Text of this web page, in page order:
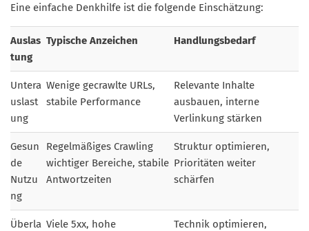
Eine einfache Denkhilfe ist die folgende Einschätzung:
Auslas
tung
Typische Anzeichen Handlungsbedarf
Untera
uslast
ung
Wenige gecrawlte URLs,
stabile Performance
Relevante Inhalte
ausbauen, interne
Verlinkung stärken
Gesun
de
Nutzu
ng
Regelmäßiges Crawling
wichtiger Bereiche, stabile
Antwortzeiten
Struktur optimieren,
Prioritäten weiter
schärfen
Überla Viele 5xx, hohe
Technik optimieren,